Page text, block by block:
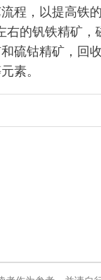
程，以提高铁
右的钒铁精矿
硫钴精矿，回
素。